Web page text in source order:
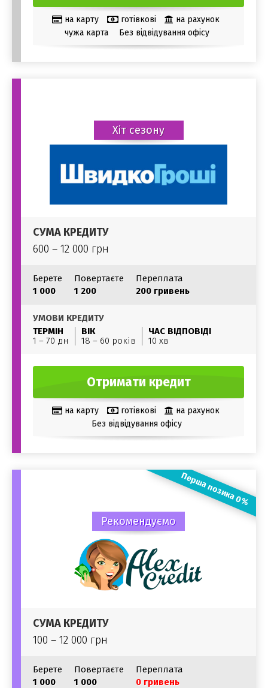
на карту готівкові
на рахунок
чужа карта
Без відвідування офісу
Хіт сезону
СУМА КРЕДИТУ
600 – 12 000 грн
Берете
1 000
Повертаєте
1 200
Переплата
200 гривень
УМОВИ КРЕДИТУ
ТЕРМІН
1 – 70 дн
ВІК
18 – 60 років
ЧАС ВІДПОВІДІ
10 хв
Отримати кредит
на карту готівкові
на рахунок
Без відвідування офісу
Рекомендуємо
СУМА КРЕДИТУ
100 – 12 000 грн
Берете
1 000
Повертаєте
1 000
Переплата
0 гривень
Перша позика 0%